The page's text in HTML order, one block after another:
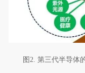
图 2. 第三代半导体